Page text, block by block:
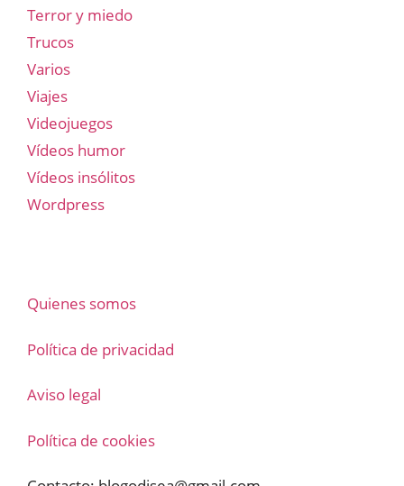
Terror y miedo
Trucos
Varios
Viajes
Videojuegos
Vídeos humor
Vídeos insólitos
Wordpress
Quienes somos
Política de privacidad
Aviso legal
Política de cookies